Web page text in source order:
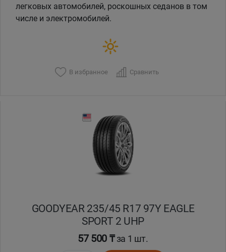
легковых автомобилей, роскошных седанов в том
числе и электромобилей.
В избранное Сравнить
GOODYEAR 235/45 R17 97Y EAGLE
SPORT 2 UHP
57 500 ₸за 1 шт.